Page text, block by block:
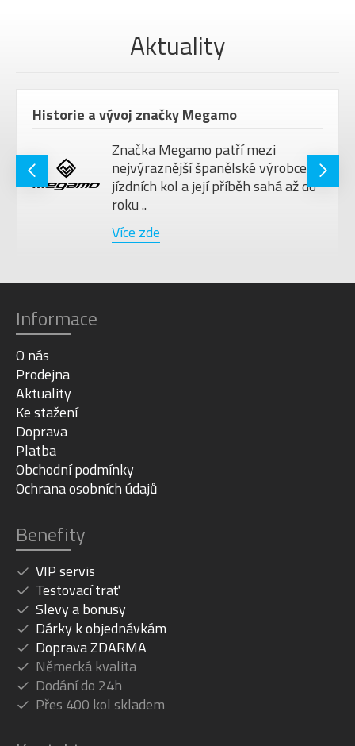
Aktuality
Historie a vývoj značky Megamo
Značka Megamo patří mezi
nejvýraznější španělské výrobce
jízdních kol a její příběh sahá až do
roku ..
Více zde
Informace
O nás
Prodejna
Aktuality
Ke stažení
Doprava
Platba
Obchodní podmínky
Ochrana osobních údajů
Benefity
VIP servis
Testovací trať
Slevy a bonusy
Dárky k objednávkám
Doprava ZDARMA
Německá kvalita
Dodání do 24h
Přes 400 kol skladem